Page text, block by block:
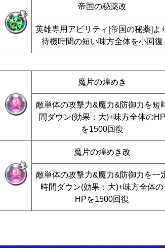
帝国の秘薬改
英雄専用アビリティ[帝国の秘薬]よ
待機時間の短い味方全体を小回復
魔片の煌めき
敵単体の攻撃力&魔力&防御力を短
間ダウン(効果：大)+味方全体のHP
を1500回復
魔片の煌めき改
敵単体の攻撃力&魔力&防御力を一
時間ダウン(効果：大)+味方全体の
HPを1500回復